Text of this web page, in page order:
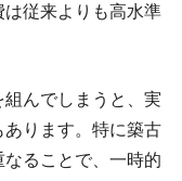
従来よりも高水準
んでしまうと、実
ります。特に築古
ることで、一時的